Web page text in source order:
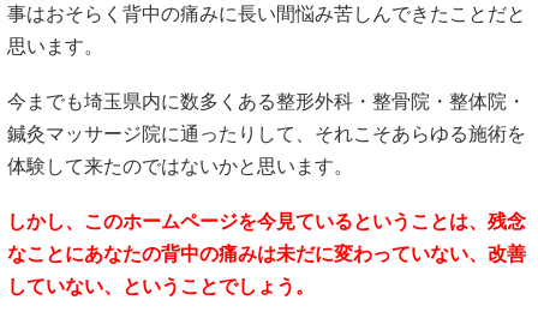
事はおそらく背中の痛みに長い間悩み苦しんできたことだと
思います。
今までも埼玉県内に数多くある整形外科・整骨院・整体院・
鍼灸マッサージ院に通ったりして、それこそあらゆる施術を
体験して来たのではないかと思います。
しかし、このホームページを今見ているということは、残念
なことにあなたの背中の痛みは未だに変わっていない、改善
していない、ということでしょう。